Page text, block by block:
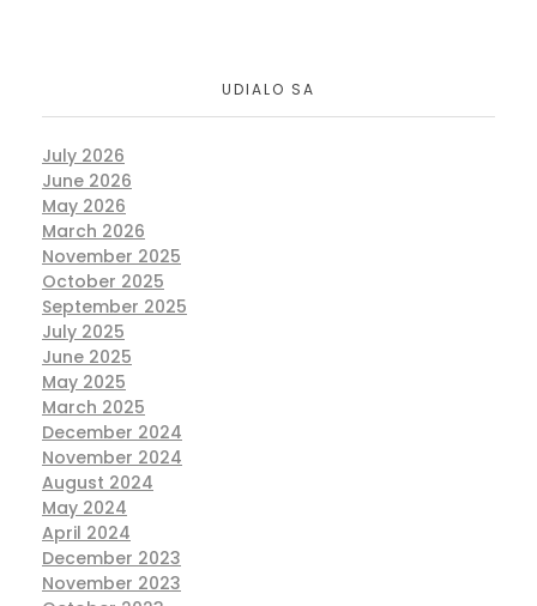
UDIALO SA
July 2026
June 2026
May 2026
March 2026
November 2025
October 2025
September 2025
July 2025
June 2025
May 2025
March 2025
December 2024
November 2024
August 2024
May 2024
April 2024
December 2023
November 2023